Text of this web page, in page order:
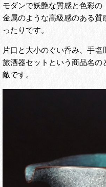
モダンで妖艶な質感と色彩の
金属のような高級感のある
ったりです。
片口と大小のぐい呑み、手塩
旅酒器セットという商品名
敵です。